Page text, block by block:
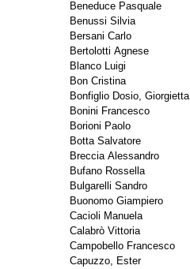
Beneduce Pasquale
Benussi Silvia
Bersani Carlo
Bertolotti Agnese
Blanco Luigi
Bon Cristina
Bonfiglio Dosio, Giorgietta
Bonini Francesco
Borioni Paolo
Botta Salvatore
Breccia Alessandro
Bufano Rossella
Bulgarelli Sandro
Buonomo Giampiero
Cacioli Manuela
Calabrò Vittoria
Campobello Francesco
Capuzzo, Ester